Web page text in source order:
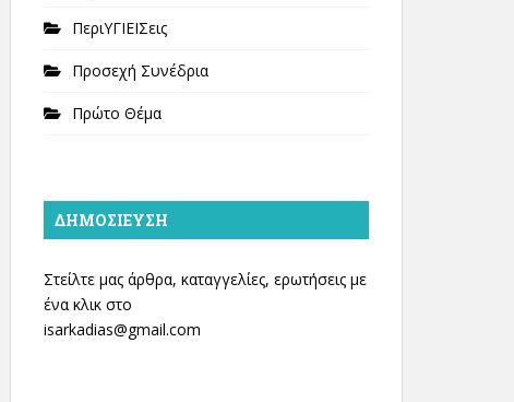
ΠεριΥΓΙΕΙΣεις
Προσεχή Συνέδρια
Πρώτο Θέμα
ΔΗΜΟΣΊΕΥΣΗ
Στείλτε μας άρθρα, καταγγελίες, ερωτήσεις με
ένα κλικ στο
isarkadias@gmail.com